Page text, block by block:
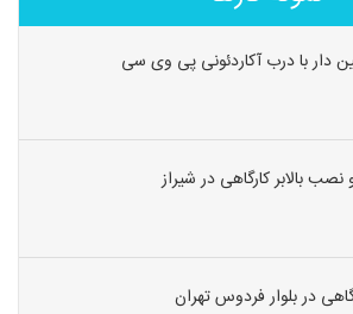
دار با درب آکاردئونی پی وی سی
بالابر کارگاهی در شیراز
در بلوار فردوس تهران